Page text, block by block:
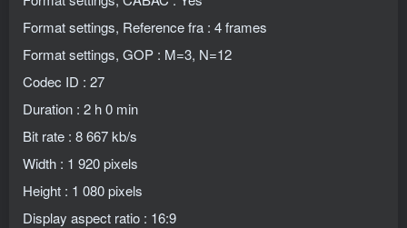
Format settings, Reference fra : 4 frames
Format settings, GOP : M=3, N=12
Codec ID : 27
Duration : 2 h 0 min
Bit rate : 8 667 kb/s
Width : 1 920 pixels
Height : 1 080 pixels
Display aspect ratio : 16:9